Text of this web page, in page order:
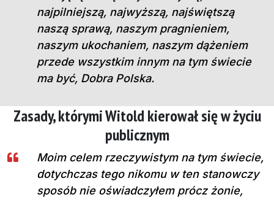
najpilniejszą, najwyższą, najświętszą
naszą sprawą, naszym pragnieniem,
naszym ukochaniem, naszym dążeniem
przede wszystkim innym na tym świecie
ma być, Dobra Polska.
Zasady, którymi Witold kierował się w życiu
publicznym
Moim celem rzeczywistym na tym świecie,
dotychczas tego nikomu w ten stanowczy
sposób nie oświadczyłem prócz żonie,